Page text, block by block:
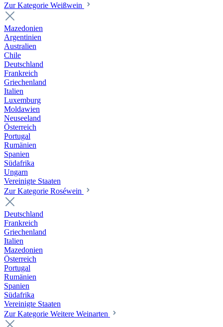
Zur Kategorie Weißwein
Mazedonien
Argentinien
Australien
Chile
Deutschland
Frankreich
Griechenland
Italien
Luxemburg
Moldawien
Neuseeland
Österreich
Portugal
Rumänien
Spanien
Südafrika
Ungarn
Vereinigte Staaten
Zur Kategorie Roséwein
Deutschland
Frankreich
Griechenland
Italien
Mazedonien
Österreich
Portugal
Rumänien
Spanien
Südafrika
Vereinigte Staaten
Zur Kategorie Weitere Weinarten